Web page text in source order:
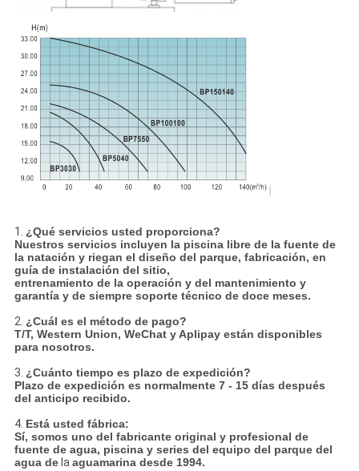
1. ¿Qué servicios usted proporciona?
Nuestros servicios incluyen la piscina libre de la fuente de
la natación y riegan el diseño del parque, fabricación, en
guía de instalación del sitio,
entrenamiento de la operación y del mantenimiento y
garantía y de siempre soporte técnico de doce meses.
2. ¿Cuál es el método de pago?
T/T, Western Union, WeChat y Aplipay están disponibles
para nosotros.
3. ¿Cuánto tiempo es plazo de expedición?
Plazo de expedición es normalmente 7 - 15 días después
del anticipo recibido.
4. Está usted fábrica:
Sí, somos uno del fabricante original y profesional de
fuente de agua, piscina y series del equipo del parque del
agua dela aguamarina desde 1994.